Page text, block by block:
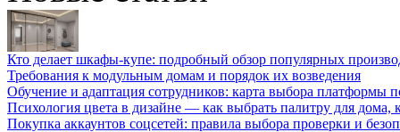
Кто делает шкафы-купе: подробный обзор популярных
Требования к модульным домам и порядок их возведения
Обучение и адаптация сотрудников: карта выбора платформы
Психология цвета в дизайне — как выбрать палитру для дома,
Покупка аккаунтов соцсетей: правила выбора проверки и